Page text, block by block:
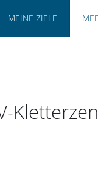
MEINE ZIELE